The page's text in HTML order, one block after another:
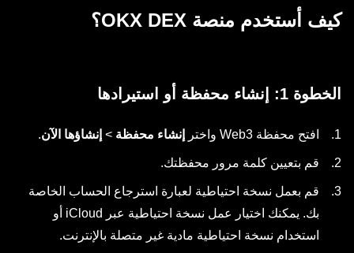
كيف أستخدم منصة OKX DEX؟
الخطوة 1: إنشاء محفظة أو استيرادها
افتح محفظة Web3 واختر إنشاء محفظة > إنشاؤها الآن.
قم بتعيين كلمة مرور محفظتك.
قم بعمل نسخة احتياطية لعبارة استرجاع الحساب الخاصة
بك. يمكنك اختيار عمل نسخة احتياطية عبر iCloud أو
استخدام نسخة احتياطية مادية غير متصلة بالإنترنت.